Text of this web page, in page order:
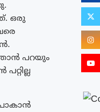
ഒരു
പറയും